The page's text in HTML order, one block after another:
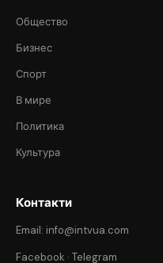
Общество
Бизнес
Спорт
В мире
Политика
Культура
Контакти
Email: info@intvua.com
Facebook · Telegram